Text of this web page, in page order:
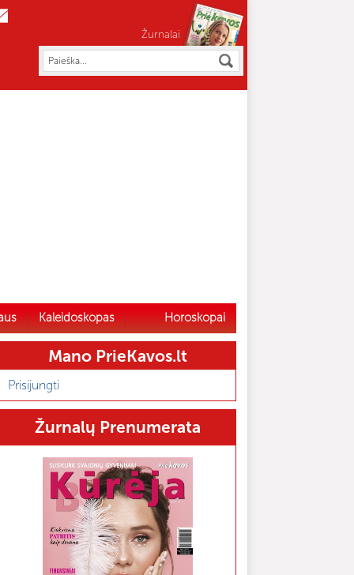
Žurnalai
Kaleidoskopas Horoskopai
Mano PrieKavos.lt
Prisijungti
Žurnalų Prenumerata